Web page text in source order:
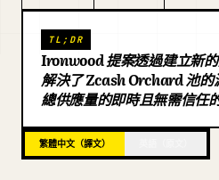
下載
部落格
更新
TL;DR
Ironwood 提案透過建立新
解決了 Zcash Orchard 池的
總供應量的即時且無需信任
繁體中文（譯文）